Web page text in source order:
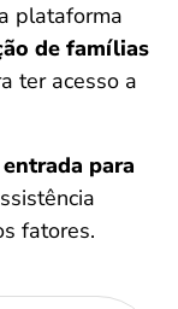
plataforma
de famílias
ter acesso a
para
fatores.